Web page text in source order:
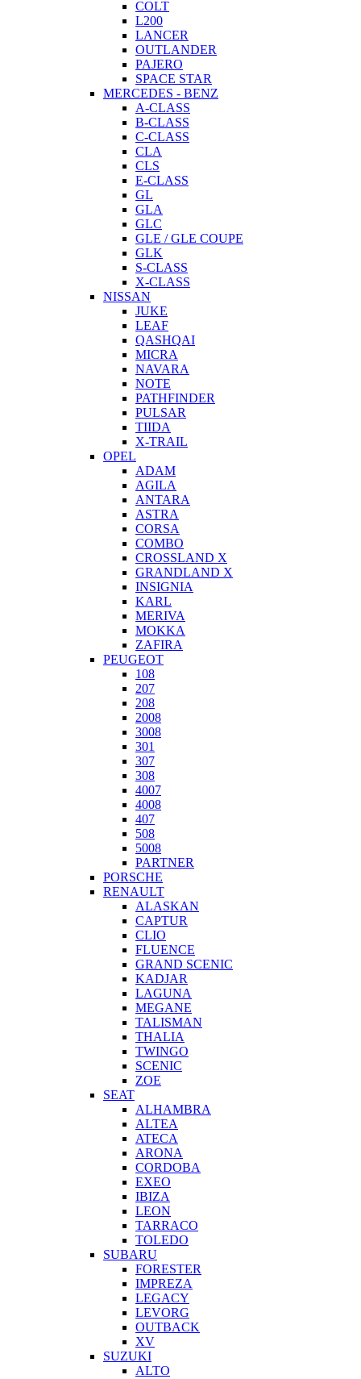
COLT
L200
LANCER
OUTLANDER
PAJERO
SPACE STAR
MERCEDES - BENZ
A-CLASS
B-CLASS
C-CLASS
CLA
CLS
E-CLASS
GL
GLA
GLC
GLE / GLE COUPE
GLK
S-CLASS
X-CLASS
NISSAN
JUKE
LEAF
QASHQAI
MICRA
NAVARA
NOTE
PATHFINDER
PULSAR
TIIDA
X-TRAIL
OPEL
ADAM
AGILA
ANTARA
ASTRA
CORSA
COMBO
CROSSLAND X
GRANDLAND X
INSIGNIA
KARL
MERIVA
MOKKA
ZAFIRA
PEUGEOT
108
207
208
2008
3008
301
307
308
4007
4008
407
508
5008
PARTNER
PORSCHE
RENAULT
ALASKAN
CAPTUR
CLIO
FLUENCE
GRAND SCENIC
KADJAR
LAGUNA
MEGANE
TALISMAN
THALIA
TWINGO
SCENIC
ZOE
SEAT
ALHAMBRA
ALTEA
ATECA
ARONA
CORDOBA
EXEO
IBIZA
LEON
TARRACO
TOLEDO
SUBARU
FORESTER
IMPREZA
LEGACY
LEVORG
OUTBACK
XV
SUZUKI
ALTO